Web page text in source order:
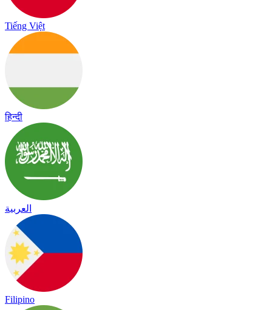
Tiếng Việt
हिन्दी
العربية
Filipino